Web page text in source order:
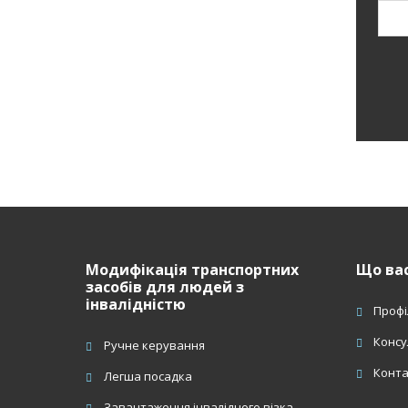
Модифікація транспортних
засобів для людей з
інвалідністю
Ручне керування
Легша посадка
Що